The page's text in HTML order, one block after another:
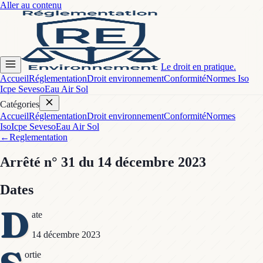
Aller au contenu
Le droit en pratique.
AccueilRéglementationDroit environnementConformitéNormes Iso
Icpe SevesoEau Air Sol
Catégories
AccueilRéglementationDroit environnementConformitéNormes
IsoIcpe SevesoEau Air Sol
←Reglementation
Arrêté n° 31 du 14 décembre 2023
Dates
D ate
14 décembre 2023
ortie